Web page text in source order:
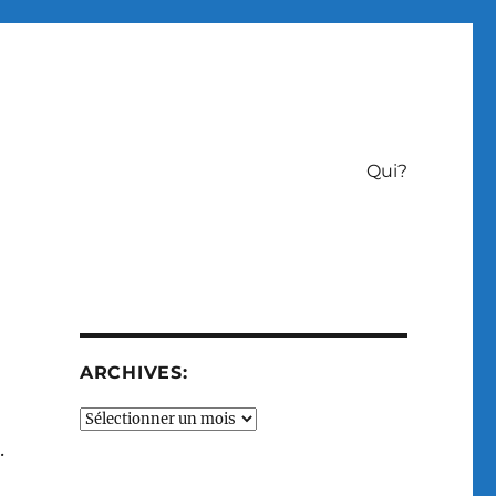
Qui?
ARCHIVES:
Archives: